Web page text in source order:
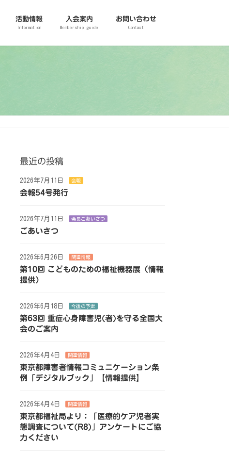
活動情報
Information
入会案内
Membership guide
お問い合わせ
Contact
最近の投稿
2026年7月11日 会報
会報54号発行
2026年7月11日 会長ごあいさつ
ごあいさつ
2026年6月26日 関連情報
第10回 こどものための福祉機器展（情報
提供）
2026年6月18日 今後の予定
第63回 重症心身障害児(者)を守る全国大
会のご案内
2026年4月4日 関連情報
東京都障害者情報コミュニケーション条
例「デジタルブック」【情報提供】
2026年4月4日 関連情報
東京都福祉局より：「医療的ケア児者実
態調査について(R8)」アンケートにご協
力ください